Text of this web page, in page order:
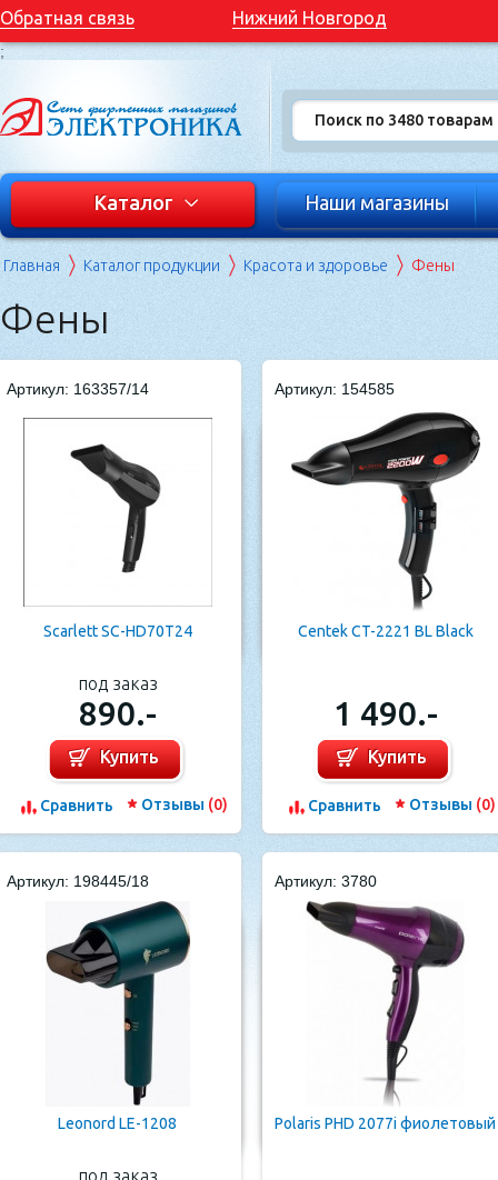
Обратная связь Нижний Новгород
;
Каталог Наши магазины
Главная Каталог продукции Красота и здоровье Фены
Фены
Артикул: 163357/14
Scarlett SC-HD70T24
под заказ
890.-
Купить
Cравнить Отзывы (0)
Артикул: 154585
Centek CT-2221 BL Black
1 490.-
Купить
Cравнить Отзывы (0)
Артикул: 198445/18
Leonord LE-1208
под заказ
Артикул: 3780
Polaris PHD 2077i фиолетовый